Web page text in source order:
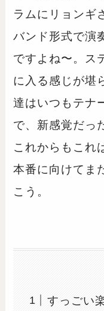
ラムにリョンギ
バンド形式で演
ですよね〜。ス
に入る感じが堪
達はいつもテナ
で、新感覚だっ
これからもこれ
本番に向けてま
こう。
すっごい